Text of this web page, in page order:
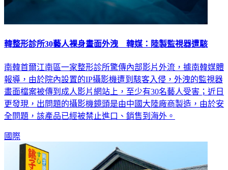
韓整形診所30藝人裸身畫面外洩 韓媒：陸製監視器遭駭
南韓首爾江南區一家整形診所驚傳內部影片外流，據南韓媒體
報導，由於院內設置的IP攝影機遭到駭客入侵，外洩的監視器
畫面檔案被傳到成人影片網站上，至少有30名藝人受害；近日
更發現，出問題的攝影機鏡頭是由中國大陸廠商製造，由於安
全問題，該產品已經被禁止進口、銷售到海外。
國際